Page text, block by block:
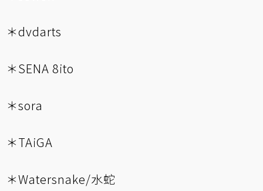
＊dvdarts
＊SENA 8ito
＊sora
＊TAiGA
＊Watersnake/水蛇